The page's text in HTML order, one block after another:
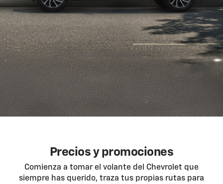
Precios y promociones
Comienza a tomar el volante del Chevrolet que
siempre has querido, traza tus propias rutas para